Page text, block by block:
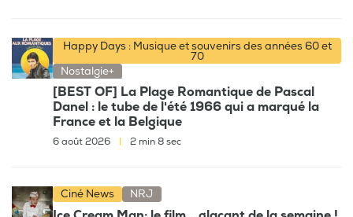
Happy Days : Musique et souvenirs des années 60 et
70
Nostalgie+
[BEST OF] La Plage Romantique de Pascal
Danel : le tube de l'été 1966 qui a marqué la
France et la Belgique
6 août 2026 2 min 8 sec
Ciné News NRJ